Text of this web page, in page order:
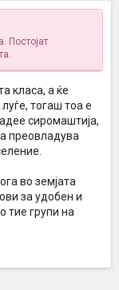
Постојат
класа, а ќе
тогаш тоа е
сиромаштија,
преовладува
во земјата
за удобен и
тие групи на